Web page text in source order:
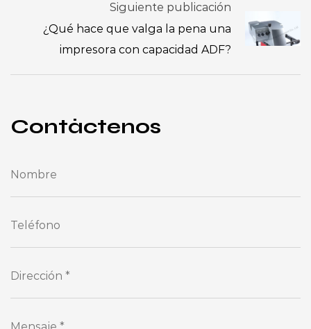
Siguiente publicación
¿Qué hace que valga la pena una
impresora con capacidad ADF?
Contáctenos